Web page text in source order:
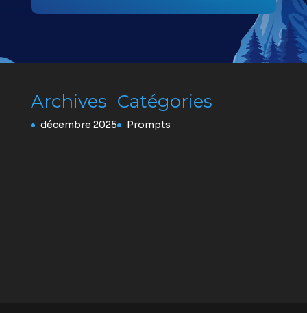
Archives
décembre 2025
Catégories
Prompts